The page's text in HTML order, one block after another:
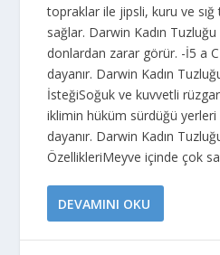
topraklar ile jipsli, kuru ve
sağlar. Darwin Kadın
donlardan zarar görür. -İ5 a C
dayanır. Darwin Kadın
İsteğiSoğuk ve kuvvetli
iklimin hüküm sürdüğü
dayanır. Darwin Kadın
ÖzellikleriMeyve içinde çok
DEVAMINI OKU